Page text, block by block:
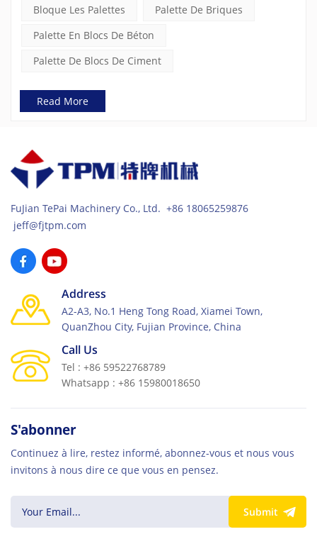
Bloque Les Palettes
Palette De Briques
Palette En Blocs De Béton
Palette De Blocs De Ciment
Read More
FuJian TePai Machinery Co., Ltd. +86 18065259876
jeff@fjtpm.com
Address
A2-A3, No.1 Heng Tong Road, Xiamei Town,
QuanZhou City, Fujian Province, China
Call Us
Tel : +86 59522768789
Whatsapp : +86 15980018650
S'abonner
Continuez à lire, restez informé, abonnez-vous et nous vous
invitons à nous dire ce que vous en pensez.
Submit